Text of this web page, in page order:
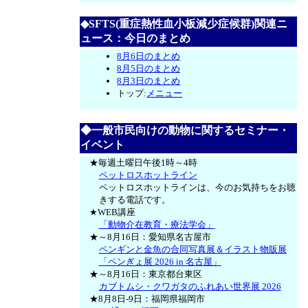
◆SFTS(重症熱性血小板減少症候群)関連ニ
ュース：今日のまとめ
8月6日のまとめ
8月5日のまとめ
8月3日のまとめ
トップ: メニュー
◆一般市民向けの動物に関するセミナー・
イベント
★毎週土曜日午後1時～4時
ペットロスホットライン
ペットロスホットラインは、今のお気持ちをお聴
きする電話です。
★WEB講座
「動物介在教育・療法学会」
★～8月16日：愛知県名古屋市
ペンギンと金魚の合同写真展＆イラスト物販展
「ペンぎょ展 2026 in 名古屋」
★～8月16日：東京都台東区
カブトムシ・クワガタのふれあい世界展 2026
★8月8日-9日：福岡県福岡市